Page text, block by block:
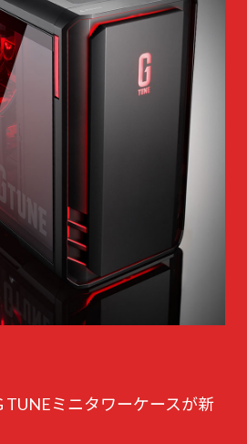
TUNEミニタワーケースが新